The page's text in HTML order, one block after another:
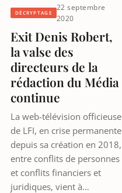
DÉCRYPTAGE
22 septembre
2020
Exit Denis Robert,
la valse des
directeurs de la
rédaction du Média
continue
La web-télévision officieuse
de LFI, en crise permanente
depuis sa création en 2018,
entre conflits de personnes
et conflits financiers et
juridiques, vient à…